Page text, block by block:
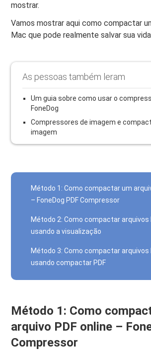
mostrar.
Vamos mostrar aqui como compactar
Mac que pode realmente salvar sua
As pessoas também leram
Um guia sobre como usar o
FoneDog
Compressores de imagem e
imagem
Método 1: Como compactar um
– FoneDog PDF Compressor
Método 2: Como compactar arquivos
usando a visualização
Método 3: Como compactar arquivos
usando compactar PDF
Método 1: Como
arquivo PDF online –
Compressor